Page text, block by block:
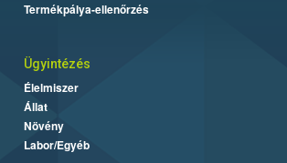
Termékpálya-ellenőrzés
Ügyintézés
Élelmiszer
Állat
Növény
Labor/Egyéb